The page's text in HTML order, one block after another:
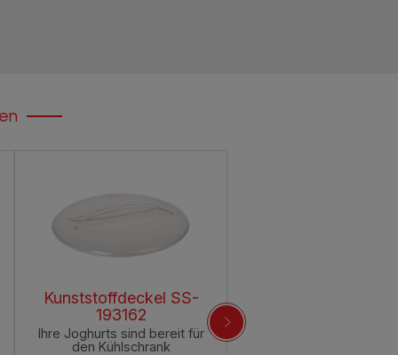
Kunststoffdeckel SS-
193162
Ihre Joghurts sind bereit für
den Kühlschrank